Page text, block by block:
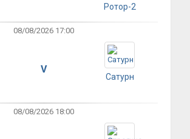
Ротор-2
08/08/2026 17:00
V
Сатурн
08/08/2026 18:00